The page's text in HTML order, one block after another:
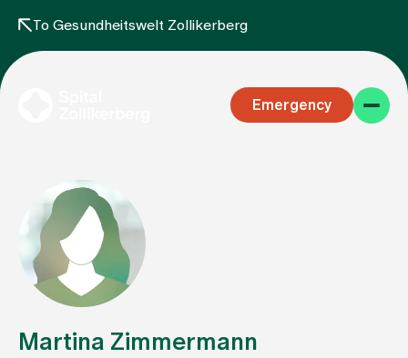
To Gesundheitswelt Zollikerberg
Emergency
Specialist areas
Stay
Martina Zimmermann